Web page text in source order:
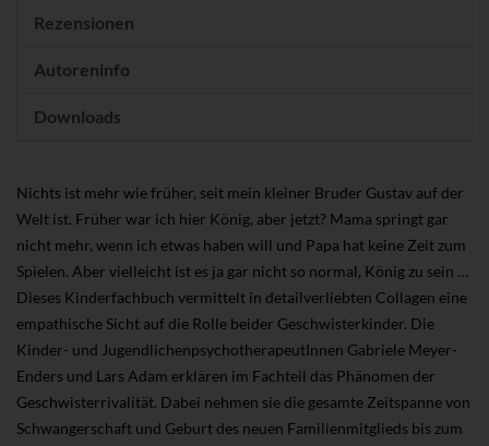
Rezensionen
Autoreninfo
Downloads
Nichts ist mehr wie früher, seit mein kleiner Bruder Gustav auf der
Welt ist. Früher war ich hier König, aber jetzt? Mama springt gar
nicht mehr, wenn ich etwas haben will und Papa hat keine Zeit zum
Spielen. Aber vielleicht ist es ja gar nicht so normal, König zu sein …
Dieses Kinderfachbuch vermittelt in detailverliebten Collagen eine
empathische Sicht auf die Rolle beider Geschwisterkinder. Die
Kinder- und JugendlichenpsychotherapeutInnen Gabriele Meyer-
Enders und Lars Adam erklären im Fachteil das Phänomen der
Geschwisterrivalität. Dabei nehmen sie die gesamte Zeitspanne von
Schwangerschaft und Geburt des neuen Familienmitglieds bis zum